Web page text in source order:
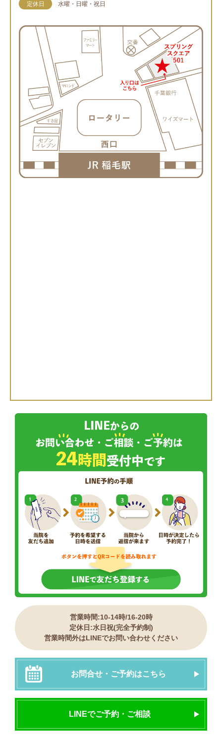
定休日 水曜・日曜・祝日
営業時間:10-14時/16-20時
定休日:水日祝(完全予約制)
営業時間外はLINEでお問い合わせください
お問合せ・ご予約はこちら
LINEでご予約・ご相談